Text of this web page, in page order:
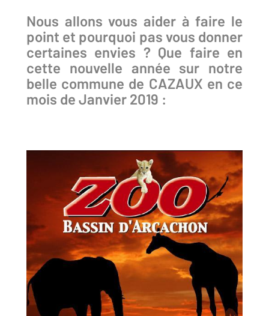
Nous allons vous aider à faire le
point et pourquoi pas vous donner
certaines envies ? Que faire en
cette nouvelle année sur notre
belle commune de CAZAUX en ce
mois de Janvier 2019 :